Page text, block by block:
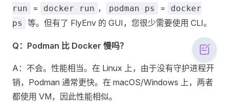
run
= docker run ， podman ps =
docker
ps
等。但有了 FlyEnv 的 GUI，您很少需要使用 CLI。
Q：Podman 比 Docker 慢吗？
A：不会。性能相当。在 Linux 上，由于没有守护进程开
销，Podman 通常更快。在 macOS/Windows 上，两者
都使用 VM，因此性能相似。